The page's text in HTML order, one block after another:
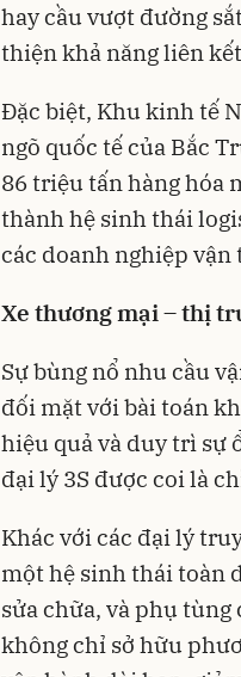
hay cầu vượt đường
thiện khả năng liên
Đặc biệt, Khu kinh tế
ngõ quốc tế của Bắc
86 triệu tấn hàng hóa
thành hệ sinh thái
các doanh nghiệp vận
Xe thương mại – thị
Sự bùng nổ nhu cầu
đối mặt với bài toán
hiệu quả và duy trì sự
đại lý 3S được coi là
Khác với các đại lý
một hệ sinh thái toàn
sửa chữa, và phụ
không chỉ sở hữu